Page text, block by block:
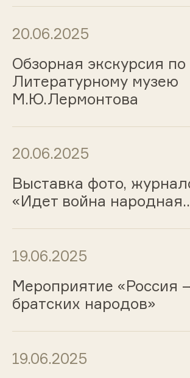
20.06.2025
Обзорная экскурсия по
Литературному музею
М.Ю.Лермонтова
20.06.2025
Выставка фото,
«Идет война
19.06.2025
Мероприятие «Россия
братских народов»
19.06.2025